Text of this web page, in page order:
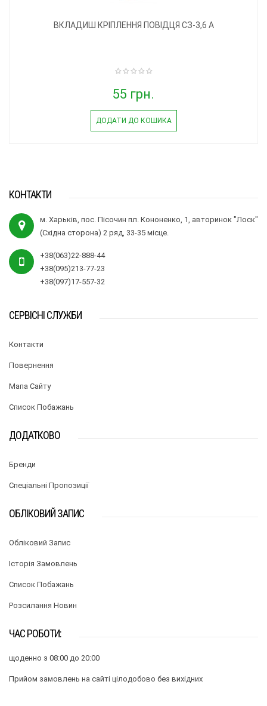
ВКЛАДИШ КРІПЛЕННЯ ПОВІДЦЯ СЗ-3,6 А
55 грн.
ДОДАТИ ДО КОШИКА
КОНТАКТИ
м. Харьків, пос. Пісочин пл. Кононенко, 1, авторинок "Лоск"
(Східна сторона) 2 ряд, 33-35 місце.
+38(063)22-888-44
+38(095)213-77-23
+38(097)17-557-32
СЕРВІСНІ СЛУЖБИ
Контакти
Повернення
Мапа Сайту
Список Побажань
ДОДАТКОВО
Бренди
Спеціальні Пропозиції
ОБЛІКОВИЙ ЗАПИС
Обліковий Запис
Історія Замовлень
Список Побажань
Розсилання Новин
ЧАС РОБОТИ:
щоденно з 08:00 до 20:00
Прийом замовлень на сайті цілодобово без вихідних